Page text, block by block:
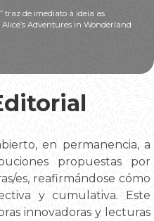
traz de imediato à ideia as
Adventures in Wonderland
en permanencia, a
propuestas por
es, reafirmándose cómo
y cumulativa. Este
innovadoras y lecturas